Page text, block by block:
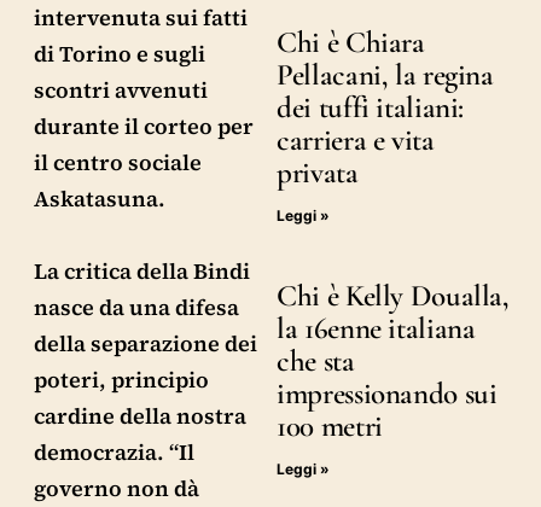
intervenuta sui fatti
di Torino e sugli
scontri avvenuti
durante il corteo per
il centro sociale
Askatasuna.
La critica della Bindi
nasce da una difesa
della separazione dei
poteri, principio
cardine della nostra
democrazia. “Il
governo non dà
Chi è Chiara
Pellacani, la regina
dei tuffi italiani:
carriera e vita
privata
Leggi »
Chi è Kelly Doualla,
la 16enne italiana
che sta
impressionando sui
100 metri
Leggi »